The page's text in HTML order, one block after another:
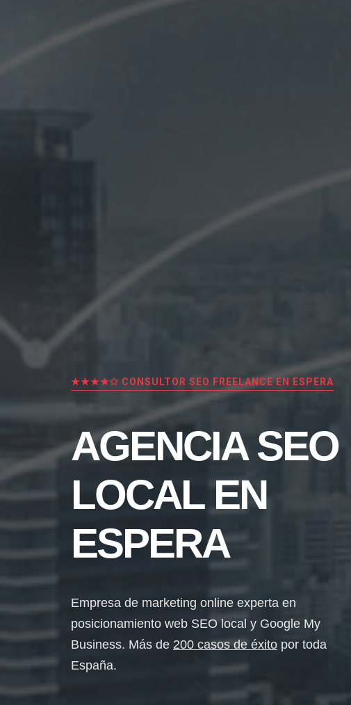
★★★★✩ CONSULTOR SEO FREELANCE EN ESPERA
AGENCIA SEO
LOCAL EN
ESPERA
Empresa de marketing online experta en
posicionamiento web SEO local y Google My
Business. Más de 200 casos de éxito por toda
España.